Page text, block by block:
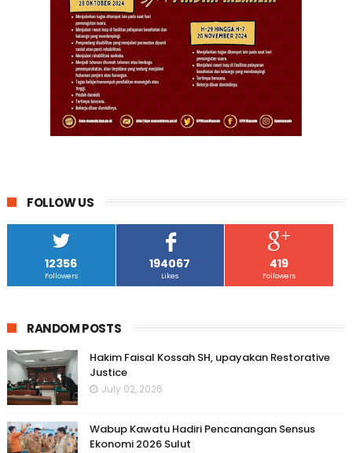
FOLLOW US
12356
Followers
194067
Likes
419
Followers
RANDOM POSTS
Hakim Faisal Kossah SH, upayakan Restorative
Justice
July 02, 2026
Wabup Kawatu Hadiri Pencanangan Sensus
Ekonomi 2026 Sulut